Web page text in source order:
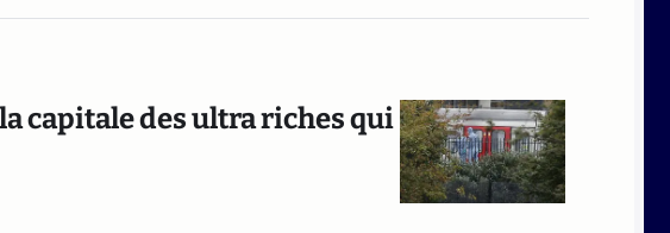
capitale des ultra riches qui